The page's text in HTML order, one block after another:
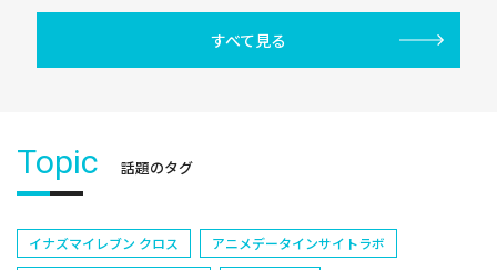
すべて見る
Topic 話題のタグ
イナズマイレブン クロス
アニメデータインサイトラボ